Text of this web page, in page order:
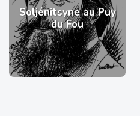
Soljénitsyne au Puy
du Fou